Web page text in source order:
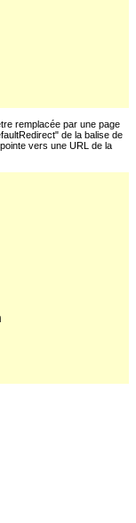
remplacée par une page
de la balise de
vers une URL de la